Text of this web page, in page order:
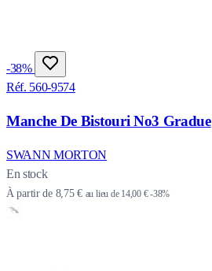
-38%
Réf. 560-9574
Manche De Bistouri No3 Gradue
SWANN MORTON
En stock
À partir de 8,75 € au lieu de 14,00 €-38%